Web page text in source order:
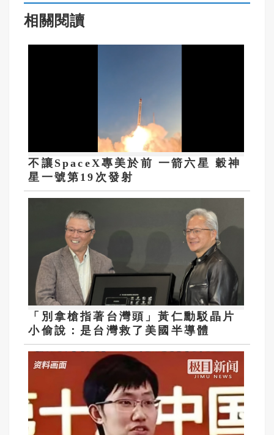
相關閱讀
不讓SpaceX專美於前 一箭六星 穀神
星一號第19次發射
「別拿槍指著台灣頭」黃仁勳駁晶片
小偷說：是台灣救了美國半導體